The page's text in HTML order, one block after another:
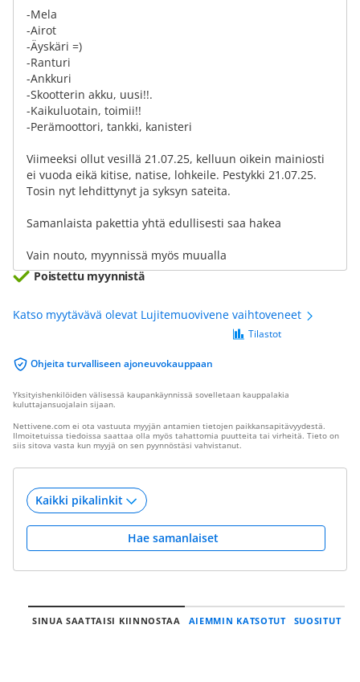
-Mela
-Airot
-Äyskäri =)
-Ranturi
-Ankkuri
-Skootterin akku, uusi!!.
-Kaikuluotain, toimii!!
-Perämoottori, tankki, kanisteri
Viimeeksi ollut vesillä 21.07.25, kelluun oikein mainiosti
ei vuoda eikä kitise, natise, lohkeile. Pestykki 21.07.25.
Tosin nyt lehdittynyt ja syksyn sateita.
Samanlaista pakettia yhtä edullisesti saa hakea
Vain nouto, myynnissä myös muualla
Poistettu myynnistä
Katso myytävävä olevat Lujitemuovivene vaihtoveneet
Ohjeita turvalliseen ajoneuvokauppaan
Tilastot
Yksityishenkilöiden välisessä kaupankäynnissä sovelletaan kauppalakia
kuluttajansuojalain sijaan.
Nettivene.com ei ota vastuuta myyjän antamien tietojen paikkansapitävyydestä.
Ilmoitetuissa tiedoissa saattaa olla myös tahattomia puutteita tai virheitä. Tieto on
siis sitova vasta kun myyjä on sen pyynnöstäsi vahvistanut.
Hae samanlaiset
SINUA SAATTAISI KIINNOSTAA AIEMMIN KATSOTUT SUOSITUT